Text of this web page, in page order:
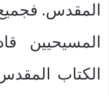
المقدس.
المسيحيين
الكتاب